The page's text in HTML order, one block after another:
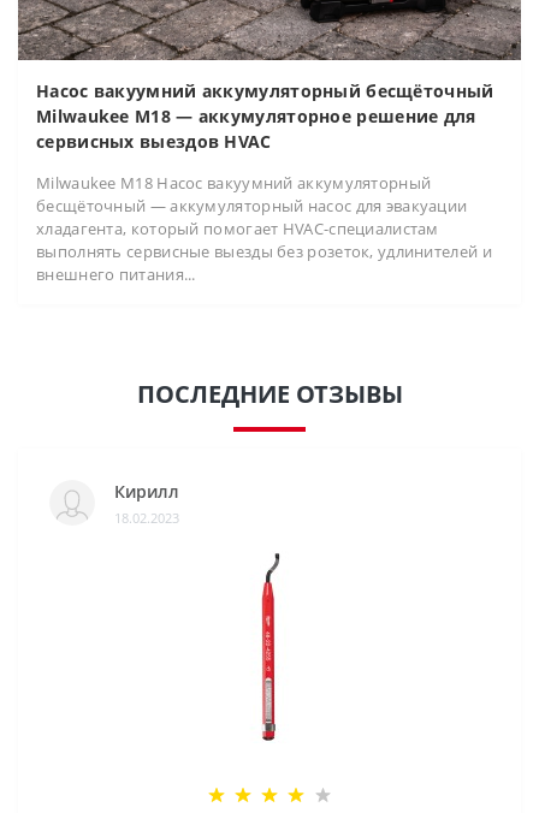
Насос вакуумний аккумуляторный бесщёточный
Milwaukee M18 — аккумуляторное решение для
сервисных выездов HVAC
Milwaukee M18 Насос вакуумний аккумуляторный
бесщёточный — аккумуляторный насос для эвакуации
хладагента, который помогает HVAC-специалистам
выполнять сервисные выезды без розеток, удлинителей и
внешнего питания...
ПОСЛЕДНИЕ ОТЗЫВЫ
Кирилл
18.02.2023